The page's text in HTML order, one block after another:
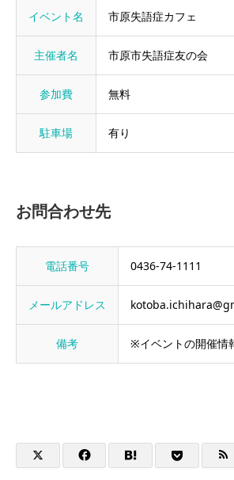
イベント名 市原失語症カフェ
主催者名 市原市失語症友の会
参加費 無料
駐車場 有り
お問合わせ先
電話番号 0436-74-1111
メールアドレス
備考 ※イベントの開催情